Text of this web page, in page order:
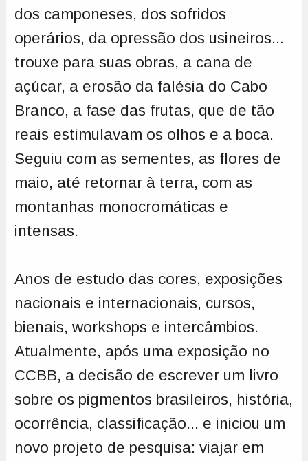
dos camponeses, dos sofridos
operários, da opressão dos usineiros...
trouxe para suas obras, a cana de
açúcar, a erosão da falésia do Cabo
Branco, a fase das frutas, que de tão
reais estimulavam os olhos e a boca.
Seguiu com as sementes, as flores de
maio, até retornar à terra, com as
montanhas monocromáticas e
intensas.
Anos de estudo das cores, exposições
nacionais e internacionais, cursos,
bienais, workshops e intercâmbios.
Atualmente, após uma exposição no
CCBB, a decisão de escrever um livro
sobre os pigmentos brasileiros, história,
ocorrência, classificação... e iniciou um
novo projeto de pesquisa: viajar em